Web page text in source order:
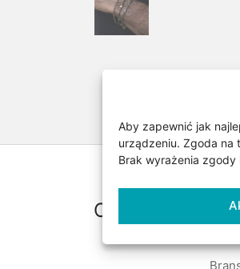
Aby zapewnić jak
urządzeniu. Zgoda na
Brak wyrażenia
Opis